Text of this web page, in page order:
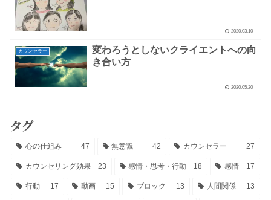
2020.03.10
カウンセラー
変わろうとしないクライエントへの向
き合い方
2020.05.20
タグ
心の仕組み 47 無意識 42 カウンセラー 27
カウンセリング効果 23 感情・思考・行動 18 感情 17
行動 17 動画 15 ブロック 13 人間関係 13